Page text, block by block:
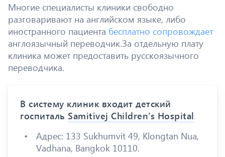
Многие специалисты клиники свободно
разговаривают на английском языке, либо
иностранного пациента бесплатно сопровождает
англоязычный переводчик.За отдельную плату
клиника может предоставить русскоязычного
переводчика.
В систему клиник входит детский
госпиталь Samitivej Children’s Hospital
Адрес: 133 Sukhumvit 49, Klongtan Nua,
Vadhana, Bangkok 10110.